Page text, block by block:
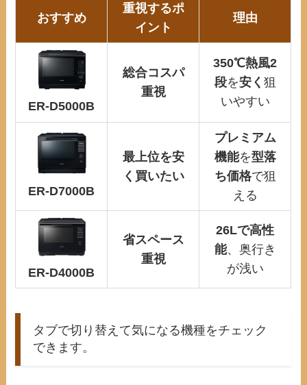
おすすめ
重視するポ
イント
理由
ER-D5000B
総合コスパ
重視
350℃熱風2
段を安く 狙
いやすい
ER-D7000B
最上位を安
く買いたい
プレミアム
機能を型落
ち価格で狙
える
ER-D4000B
省スペース
重視
26Lで高性
能、奥行き
が浅い
タブで切り替えて気になる機種をチェック
できます。